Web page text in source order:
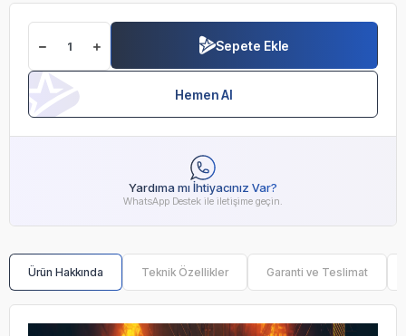
Sepete Ekle
Hemen Al
Yardıma mı İhtiyacınız Var?
WhatsApp Destek ile iletişime geçin.
Ürün Hakkında Teknik Özellikler Garanti ve Teslimat